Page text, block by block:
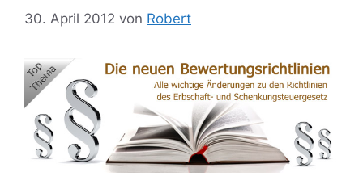
30. April 2012 von Robert